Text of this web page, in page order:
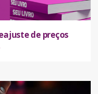
de preços